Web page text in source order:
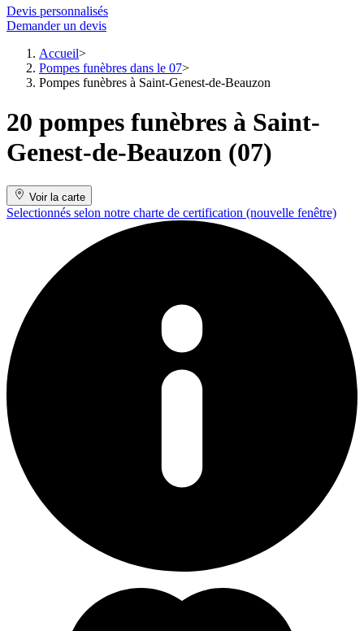
Devis personnalisés
Demander un devis
Accueil
Pompes funèbres dans le 07
Pompes funèbres à Saint-Genest-de-Beauzon
20 pompes funèbres à Saint-
Genest-de-Beauzon (07)
Voir la carte
Selectionnés selon notre charte de certification (nouvelle fenêtre)